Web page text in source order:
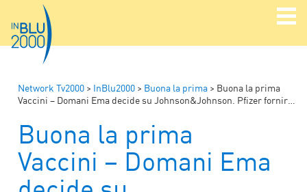
Network Tv2000 > InBlu2000 > Buona la prima > Buona la prima
Vaccini – Domani Ema decide su Johnson&Johnson. Pfizer fornirà altre 100 milioni di dosi all’Ue
Buona la prima
Vaccini – Domani Ema